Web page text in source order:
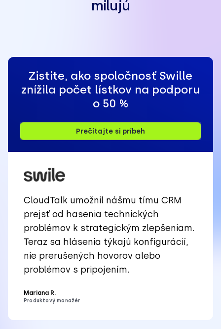
milujú
Zistite, ako spoločnosť Swille
znížila počet lístkov na podporu
o 50 %
Prečítajte si príbeh
CloudTalk umožnil nášmu tímu CRM
prejsť od hasenia technických
problémov k strategickým zlepšeniam.
Teraz sa hlásenia týkajú konfigurácií,
nie prerušených hovorov alebo
problémov s pripojením.
Mariana R.
Produktový manažér